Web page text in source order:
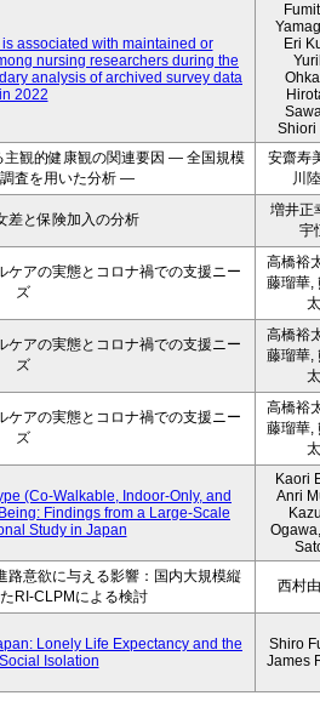
associated with maintained or
nursing researchers during the
analysis of archived survey data
in 2022
Eri
Shiori
主観的健康観の関連要因 ― 全国規模
査を用いた分析 ―
安齋寿
川
差と保険加入の分析
増井正
宇
ケアの実態とコロナ禍での支援ニー
ズ
高橋裕
藤瑠華,
太
ケアの実態とコロナ禍での支援ニー
ズ
高橋裕
藤瑠華,
太
ケアの実態とコロナ禍での支援ニー
ズ
高橋裕
藤瑠華,
太
(Co-Walkable, Indoor-Only, and
Findings from a Large-Scale
Study in Japan
Kaori
Anri
路意欲に与える影響：国内大規模縦
RI-CLPMによる検討
西村
Lonely Life Expectancy and the
Isolation
Shiro
James